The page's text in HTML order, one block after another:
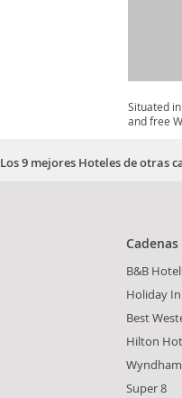
Situated
and free
Los 9 mejores Hoteles de otras
B&B
Holiday
Best
Hilton
Super 8